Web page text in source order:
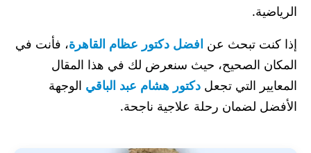
الرياضية.
إذا كنت تبحث عن افضل دكتور عظام القاهرة، فأنت في
المكان الصحيح، حيث سنعرض لك في هذا المقال
المعايير التي تجعل دكتور هشام عبد الباقي الوجهة
الأفضل لضمان رحلة علاجية ناجحة.